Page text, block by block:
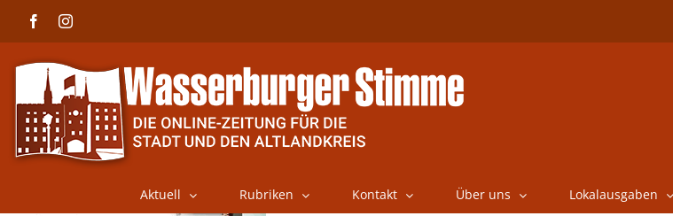
FacebookInstagram
Aktuell Rubriken Kontakt Über uns Lokalausgaben